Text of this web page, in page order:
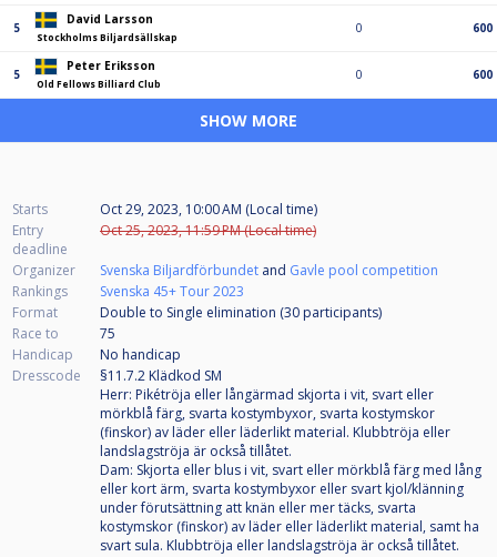
5
David Larsson
Stockholms Biljardsällskap
0 600
5
Peter Eriksson
Old Fellows Billiard Club
0 600
SHOW MORE
Starts
Oct 29, 2023, 10:00 AM (Local time)
Entry
deadline
Oct 25, 2023, 11:59 PM (Local time)
Organizer Svenska Biljardförbundet and Gavle pool competition
Rankings
Svenska 45+ Tour 2023
Format
Double to Single elimination (30 participants)
Race to
75
Handicap
No handicap
Dresscode
§11.7.2 Klädkod SM
Herr: Pikétröja eller långärmad skjorta i vit, svart eller
mörkblå färg, svarta kostymbyxor, svarta kostymskor
(finskor) av läder eller läderlikt material. Klubbtröja eller
landslagströja är också tillåtet.
Dam: Skjorta eller blus i vit, svart eller mörkblå färg med lång
eller kort ärm, svarta kostymbyxor eller svart kjol/klänning
under förutsättning att knän eller mer täcks, svarta
kostymskor (finskor) av läder eller läderlikt material, samt ha
svart sula. Klubbtröja eller landslagströja är också tillåtet.